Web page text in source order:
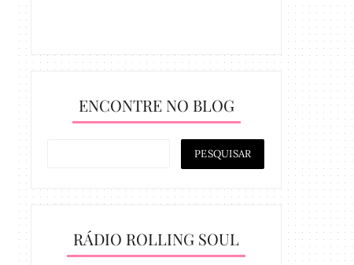
ENCONTRE NO BLOG
RÁDIO ROLLING SOUL